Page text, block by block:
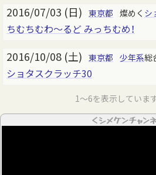
2016/07/03 (日) 東京都 燦めく シ
ちむちむわ～るど みっちむめ！
2016/10/08 (土) 東京都 少年系総
ショタスクラッチ30
1～6を表示していま
＜シメケンチャン